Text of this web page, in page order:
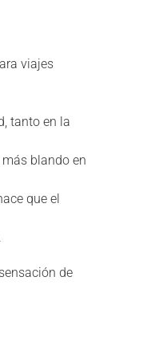
viajes
tanto en la
blando en
que el
de